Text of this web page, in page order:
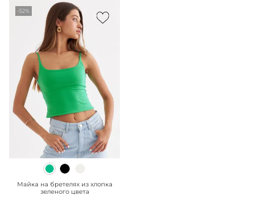
-52%
" class="js-prevent-
images">
Майка на бретелях из хлопка
зеленого цвета